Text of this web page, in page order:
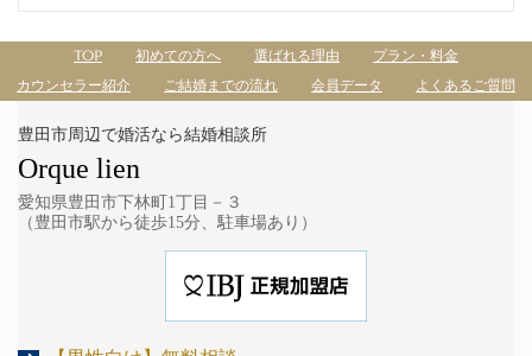
TOP 初めての方へ 選ばれる理由
プラン・料金
カウンセラー紹介
ご結婚までの流れ 会員データ よくあるご質問
豊田市周辺で婚活なら結婚相談所
Orque lien
愛知県豊田市下林町1丁目－３
（豊田市駅から徒歩15分、駐車場あり）